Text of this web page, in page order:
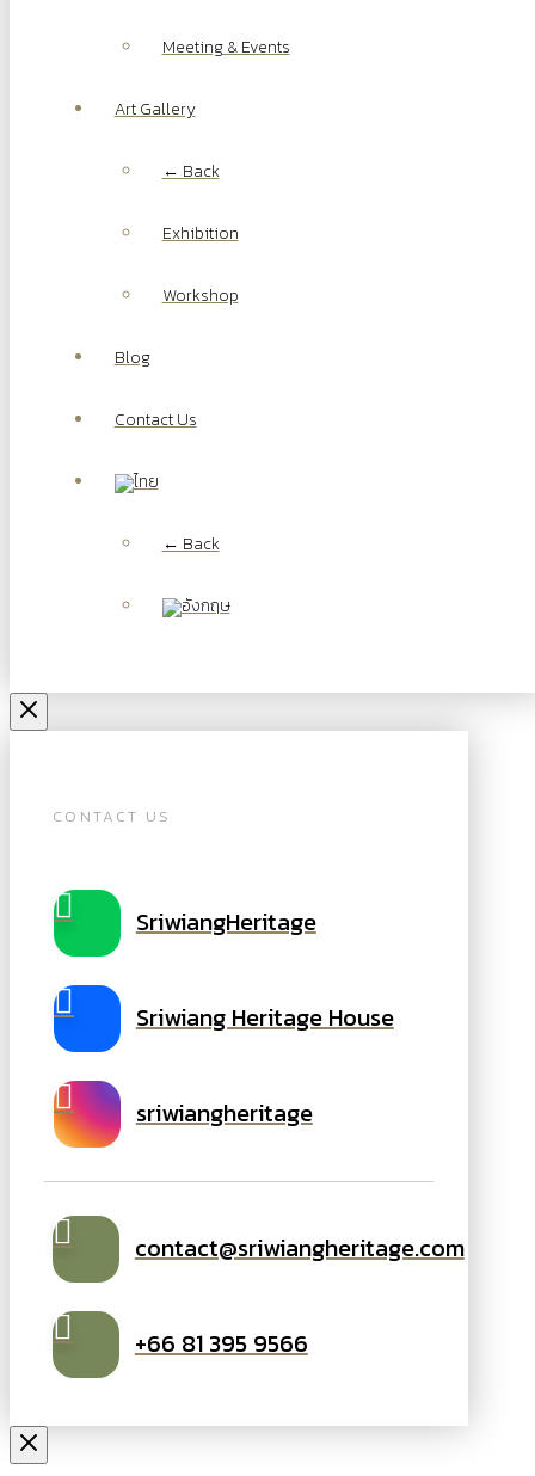
Meeting & Events
Art Gallery
← Back
Exhibition
Workshop
Blog
Contact Us
← Back
CONTACT US
SriwiangHeritage
Sriwiang Heritage House
sriwiangheritage
contact@sriwiangheritage.com
+66 81 395 9566